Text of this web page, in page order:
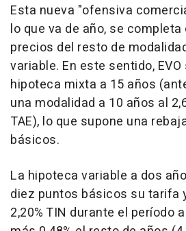
Esta nueva "ofensiva
lo que va de año, se
precios del resto de
variable. En este sentido,
hipoteca mixta a 15 años
una modalidad a 10 años al
TAE), lo que supone una
básicos.
La hipoteca variable a dos
diez puntos básicos su tarifa
2,20% TIN durante el período